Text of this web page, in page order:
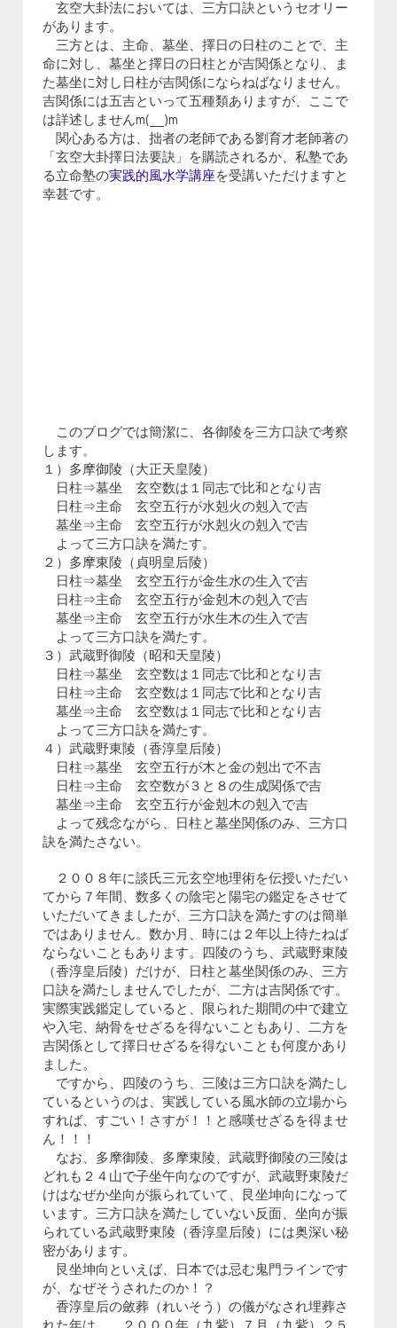
玄空大卦法においては、三方口訣というセオリー
があります。
三方とは、主命、墓坐、擇日の日柱のことで、主
命に対し、墓坐と擇日の日柱とが吉関係となり、ま
た墓坐に対し日柱が吉関係にならねばなりません。
吉関係には五吉といって五種類ありますが、ここで
は詳述しませんm(__)m
関心ある方は、拙者の老師である劉育才老師著の
「玄空大卦擇日法要訣」を購読されるか、私塾であ
る立命塾の実践的風水学講座を受講いただけますと
幸甚です。
このブログでは簡潔に、各御陵を三方口訣で考察
します。
１）多摩御陵（大正天皇陵）
日柱⇒墓坐 玄空数は１同志で比和となり吉
日柱⇒主命 玄空五行が水剋火の剋入で吉
墓坐⇒主命 玄空五行が水剋火の剋入で吉
よって三方口訣を満たす。
２）多摩東陵（貞明皇后陵）
日柱⇒墓坐 玄空五行が金生水の生入で吉
日柱⇒主命 玄空五行が金剋木の剋入で吉
墓坐⇒主命 玄空五行が水生木の生入で吉
よって三方口訣を満たす。
３）武蔵野御陵（昭和天皇陵）
日柱⇒墓坐 玄空数は１同志で比和となり吉
日柱⇒主命 玄空数は１同志で比和となり吉
墓坐⇒主命 玄空数は１同志で比和となり吉
よって三方口訣を満たす。
４）武蔵野東陵（香淳皇后陵）
日柱⇒墓坐 玄空五行が木と金の剋出で不吉
日柱⇒主命 玄空数が３と８の生成関係で吉
墓坐⇒主命 玄空五行が金剋木の剋入で吉
よって残念ながら、日柱と墓坐関係のみ、三方口
訣を満たさない。
２００８年に談氏三元玄空地理術を伝授いただい
てから７年間、数多くの陰宅と陽宅の鑑定をさせて
いただいてきましたが、三方口訣を満たすのは簡単
ではありません。数か月、時には２年以上待たねば
ならないこともあります。四陵のうち、武蔵野東陵
（香淳皇后陵）だけが、日柱と墓坐関係のみ、三方
口訣を満たしませんでしたが、二方は吉関係です。
実際実践鑑定していると、限られた期間の中で建立
や入宅、納骨をせざるを得ないこともあり、二方を
吉関係として擇日せざるを得ないことも何度かあり
ました。
ですから、四陵のうち、三陵は三方口訣を満たし
ているというのは、実践している風水師の立場から
すれば、すごい！さすが！！と感嘆せざるを得ませ
ん！！！
なお、多摩御陵、多摩東陵、武蔵野御陵の三陵は
どれも２４山で子坐午向なのですが、武蔵野東陵だ
けはなぜか坐向が振られていて、艮坐坤向になって
います。三方口訣を満たしていない反面、坐向が振
られている武蔵野東陵（香淳皇后陵）には奥深い秘
密があります。
艮坐坤向といえば、日本では忌む鬼門ラインです
が、なぜそうされたのか！？
香淳皇后の斂葬（れいそう）の儀がなされ埋葬さ